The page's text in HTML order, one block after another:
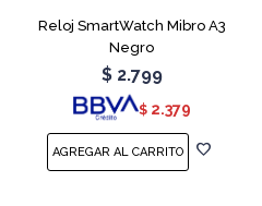
Reloj SmartWatch Mibro A3
Negro
$ 2.799
$ 2.379